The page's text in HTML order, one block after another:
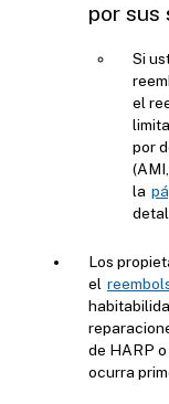
por sus
Si
el
por
la
Los
el
de HARP
ocurra